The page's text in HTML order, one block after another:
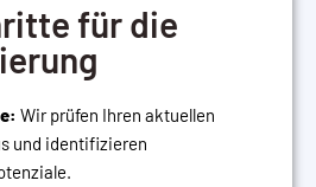
für die
Wir prüfen Ihren aktuellen
und identifizieren